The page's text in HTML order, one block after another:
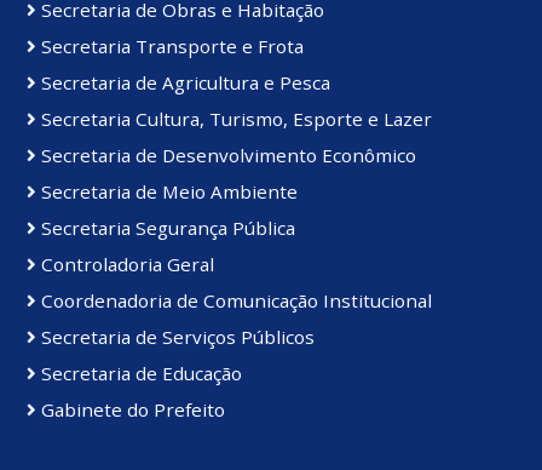
Secretaria de Obras e Habitação
Secretaria Transporte e Frota
Secretaria de Agricultura e Pesca
Secretaria Cultura, Turismo, Esporte e Lazer
Secretaria de Desenvolvimento Econômico
Secretaria de Meio Ambiente
Secretaria Segurança Pública
Controladoria Geral
Coordenadoria de Comunicação Institucional
Secretaria de Serviços Públicos
Secretaria de Educação
Gabinete do Prefeito